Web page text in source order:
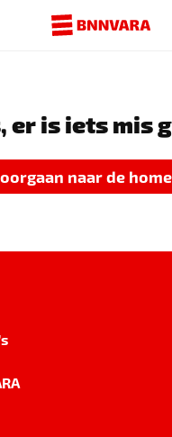
er is iets mis
naar de